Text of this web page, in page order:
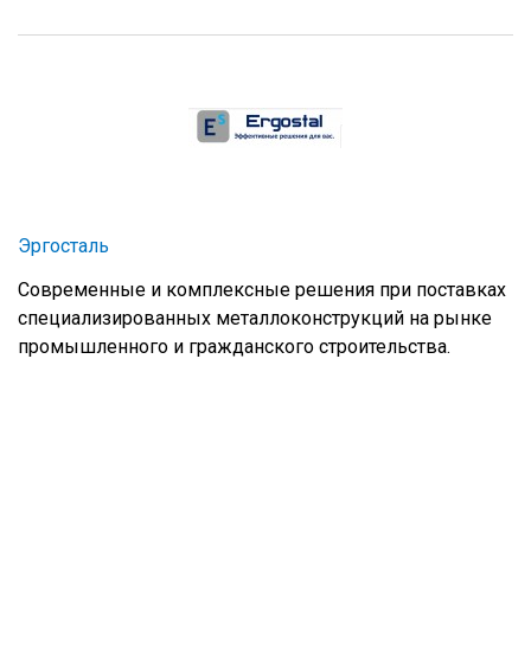
Эргосталь
Современные и комплексные решения при поставках
специализированных металлоконструкций на рынке
промышленного и гражданского строительства.